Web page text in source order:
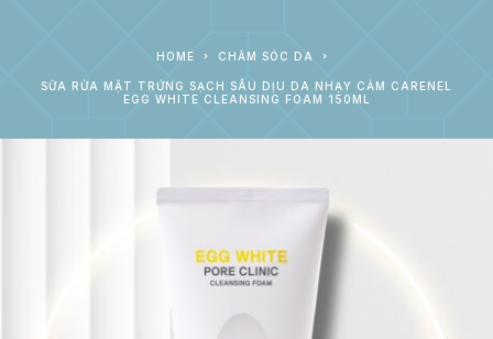
HOME CHĂM SÓC DA
SỮA RỬA MẶT TRỨNG SẠCH SÂU DỊU DA NHẠY CẢM CARENEL
EGG WHITE CLEANSING FOAM 150ML